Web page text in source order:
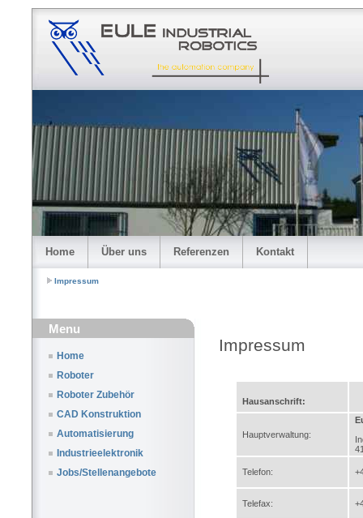
Home Über uns Referenzen Kontakt
Impressum
Menu
Home
Roboter
Roboter Zubehör
CAD Konstruktion
Automatisierung
Industrieelektronik
Jobs/Stellenangebote
Impressum
Hausanschrift:
Hauptverwaltung:
Telefon:
Telefax: